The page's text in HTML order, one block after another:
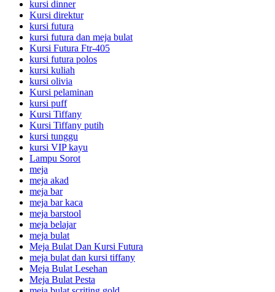
kursi dinner
Kursi direktur
kursi futura
kursi futura dan meja bulat
Kursi Futura Ftr-405
kursi futura polos
kursi kuliah
kursi olivia
Kursi pelaminan
kursi puff
Kursi Tiffany
Kursi Tiffany putih
kursi tunggu
kursi VIP kayu
Lampu Sorot
meja
meja akad
meja bar
meja bar kaca
meja barstool
meja belajar
meja bulat
Meja Bulat Dan Kursi Futura
meja bulat dan kursi tiffany
Meja Bulat Lesehan
Meja Bulat Pesta